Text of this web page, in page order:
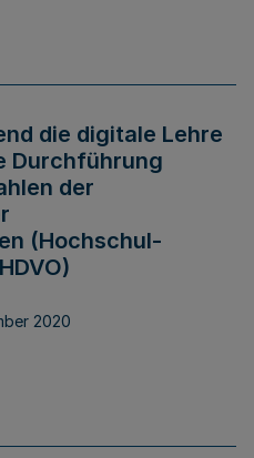
die digitale Lehre
Durchführung
der
(Hochschul-
2020